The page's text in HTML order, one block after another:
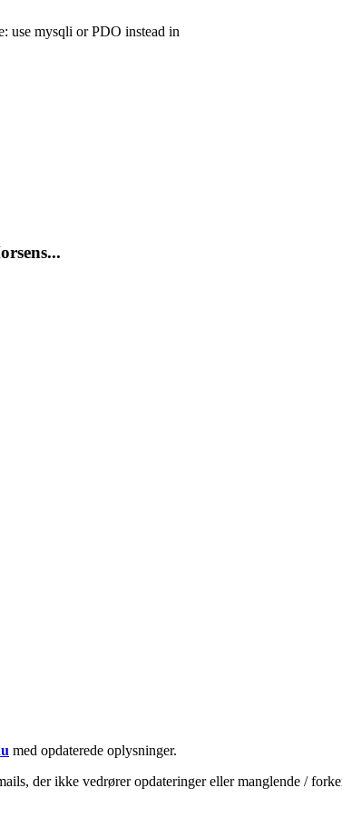
use mysqli or PDO instead in
med opdaterede oplysninger.
der ikke vedrører opdateringer eller manglende /